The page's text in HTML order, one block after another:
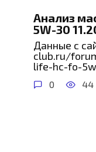
Анализ
5W-30
Данные с
club.ru/
life-hc-fo-
0 44